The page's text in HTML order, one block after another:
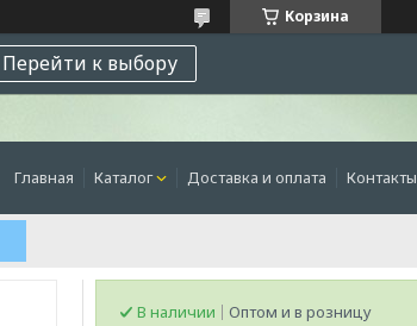
Корзина
Перейти к выбору
Главная Каталог Доставка и оплата Контакты
В наличии Оптом и в розницу